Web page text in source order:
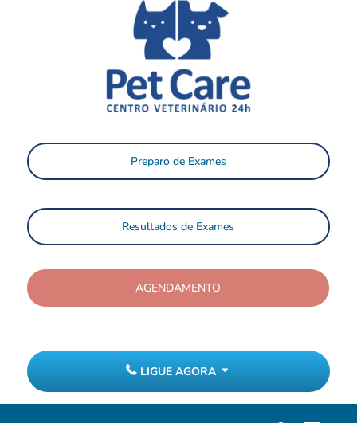
Preparo de Exames
Resultados de Exames
AGENDAMENTO
LIGUE AGORA